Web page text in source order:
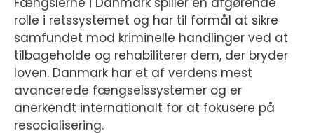
rolle i retssystemet og har til formål at sikre
samfundet mod kriminelle handlinger ved at
tilbageholde og rehabiliterer dem, der bryder
loven. Danmark har et af verdens mest
avancerede fængselssystemer og er
anerkendt internationalt for at fokusere på
resocialisering.